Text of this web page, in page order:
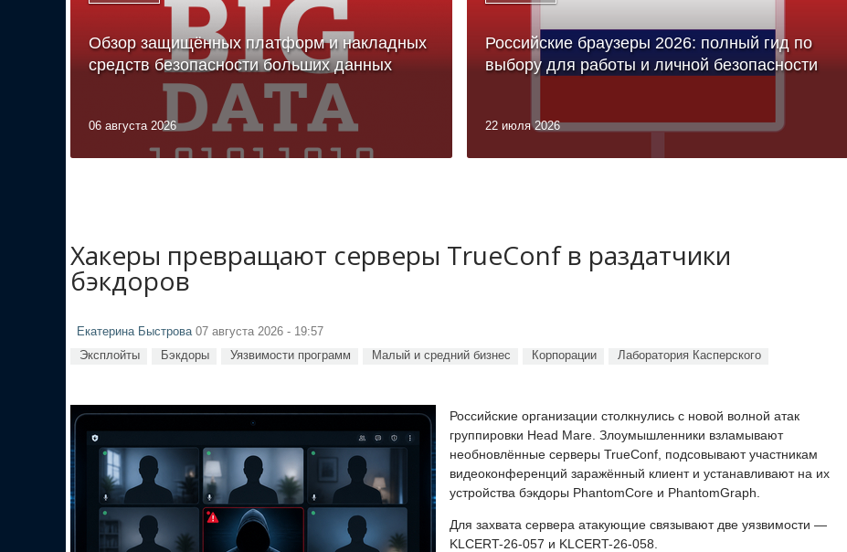
Обзор защищённых платформ и накладных
средств безопасности больших данных
06 августа 2026
Российские браузеры 2026: полный гид по
выбору для работы и личной безопасности
22 июля 2026
Хакеры превращают серверы TrueConf в раздатчики
бэкдоров
Екатерина Быстрова 07 августа 2026 - 19:57
Эксплойты Бэкдоры Уязвимости программ Малый и средний бизнес Корпорации Лаборатория Касперского
Российские организации столкнулись с новой волной атак
группировки Head Mare. Злоумышленники взламывают
необновлённые серверы TrueConf, подсовывают участникам
видеоконференций заражённый клиент и устанавливают на их
устройства бэкдоры PhantomCore и PhantomGraph.
Для захвата сервера атакующие связывают две уязвимости —
KLCERT-26-057 и KLCERT-26-058.